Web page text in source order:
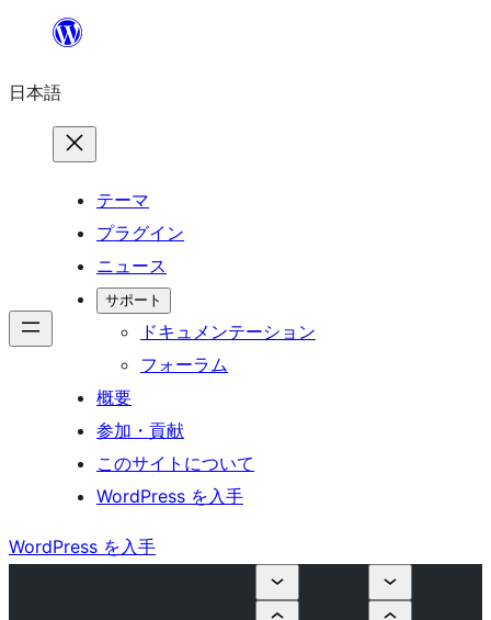
を
日本語
テーマ
プラグイン
ニュース
サポート
ドキュメンテーション
フォーラム
概要
参加・貢献
このサイトについて
WordPress を入手
WordPress を入手